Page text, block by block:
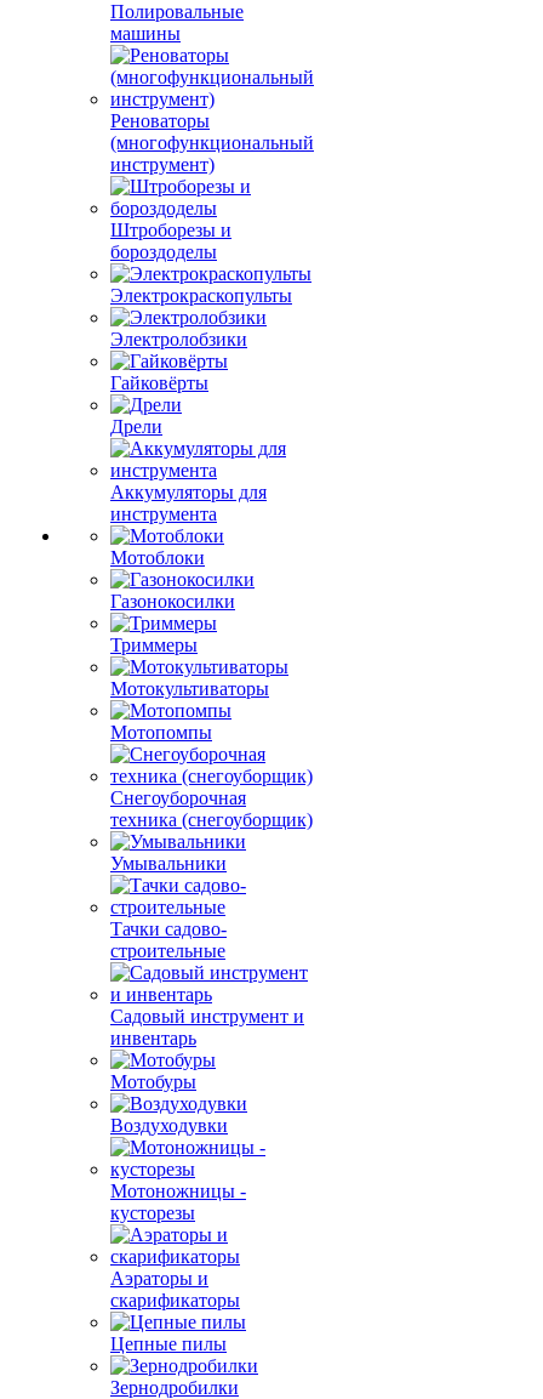
Полировальные
машины
Реноваторы
(многофункциональный
инструмент)
Штроборезы и
бороздоделы
Электрокраскопульты
Электролобзики
Гайковёрты
Дрели
Аккумуляторы для
инструмента
Мотоблоки
Газонокосилки
Триммеры
Мотокультиваторы
Мотопомпы
Снегоуборочная
техника (снегоуборщик)
Умывальники
Тачки садово-
строительные
Садовый инструмент и
инвентарь
Мотобуры
Воздуходувки
Мотоножницы -
кусторезы
Аэраторы и
скарификаторы
Цепные пилы
Зернодробилки